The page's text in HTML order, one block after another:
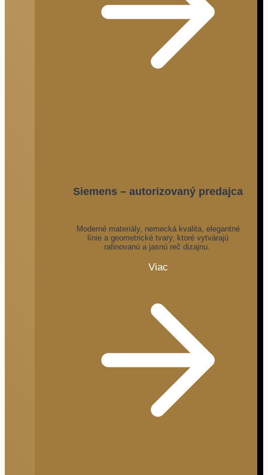
Siemens – autorizovaný predajca
Moderné materiály, nemecká kvalita, elegantné
línie a geometrické tvary, ktoré vytvárajú
rafinovanú a jasnú reč dizajnu.
Viac